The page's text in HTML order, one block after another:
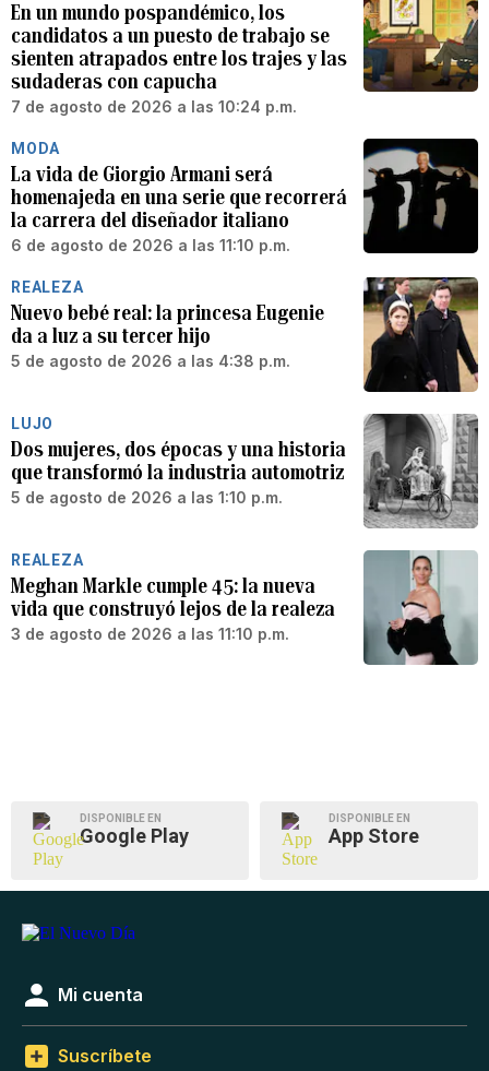
En un mundo pospandémico, los
candidatos a un puesto de trabajo se
sienten atrapados entre los trajes y las
sudaderas con capucha
7 de agosto de 2026 a las 10:24 p.m.
MODA
La vida de Giorgio Armani será
homenajeda en una serie que recorrerá
la carrera del diseñador italiano
6 de agosto de 2026 a las 11:10 p.m.
REALEZA
Nuevo bebé real: la princesa Eugenie
da a luz a su tercer hijo
5 de agosto de 2026 a las 4:38 p.m.
LUJO
Dos mujeres, dos épocas y una historia
que transformó la industria automotriz
5 de agosto de 2026 a las 1:10 p.m.
REALEZA
Meghan Markle cumple 45: la nueva
vida que construyó lejos de la realeza
3 de agosto de 2026 a las 11:10 p.m.
DISPONIBLE EN
Google Play
DISPONIBLE EN
App Store
Mi cuenta
Suscríbete